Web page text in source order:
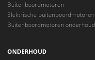
Buitenboordmotoren
Elektrische buitenboordmotoren
Buitenboordmotoren onderhoud
ONDERHOUD